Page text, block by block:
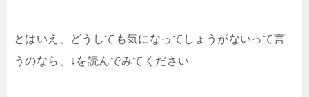
とはいえ、どうしても気になってしょうがないって言
うのなら、↓を読んでみてください